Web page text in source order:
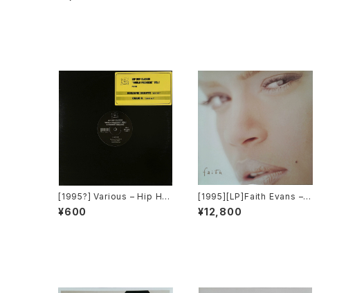
[1995?] Various – Hip Ho
p Classic "World Premier
e" Vol.1 [Pop Art Record
¥600
[1995][LP]Faith Evans – F
aith [Bad Boy Entertainm
ent]
¥12,800